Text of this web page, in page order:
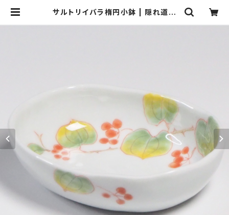
サルトリイバラ楕円小鉢 | 隠れ道陶